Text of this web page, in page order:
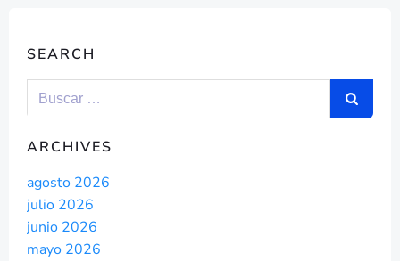
SEARCH
ARCHIVES
agosto 2026
julio 2026
junio 2026
mayo 2026